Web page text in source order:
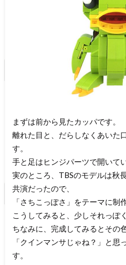
まずは前から見たカッパです。
離れた目と、だらしなくあいた
す。
手と足はヒンジパーツで開いてい
実のところ、TBSのモデルは秋
共演だったので、
「さちこっぽさ」をテーマに制
こうしてみると、少しそれっぽ
ちなみに、完成してみるとその
「クインマンサじゃね？」と思
す。